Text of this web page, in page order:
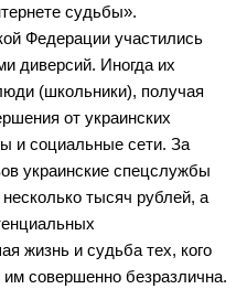
библиотека №16
№5
п. Бердь №29
библиотека №6
библиотека №7
библиотека №8
№9
библиотека №10
качества
деятельности
судьбы».
Федерации участились
диверсий. Иногда их
(школьники), получая
от украинских
и социальные сети. За
украинские спецслужбы
тысяч рублей, а
жизнь и судьба тех, кого
совершенно безразлична.